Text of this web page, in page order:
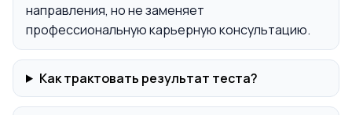
направления, но не заменяет
профессиональную карьерную консультацию.
Как трактовать результат теста?